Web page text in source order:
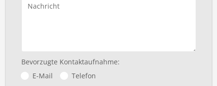
Nachricht
Bevorzugte Kontaktaufnahme:
E-Mail
Telefon